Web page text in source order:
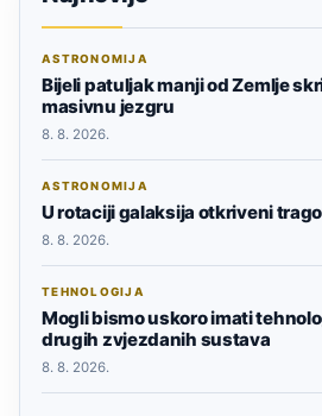
ASTRONOMIJA
Bijeli patuljak manji od Zemlje
masivnu jezgru
8. 8. 2026.
ASTRONOMIJA
U rotaciji galaksija otkriveni
8. 8. 2026.
TEHNOLOGIJA
Mogli bismo uskoro imati
drugih zvjezdanih sustava
8. 8. 2026.